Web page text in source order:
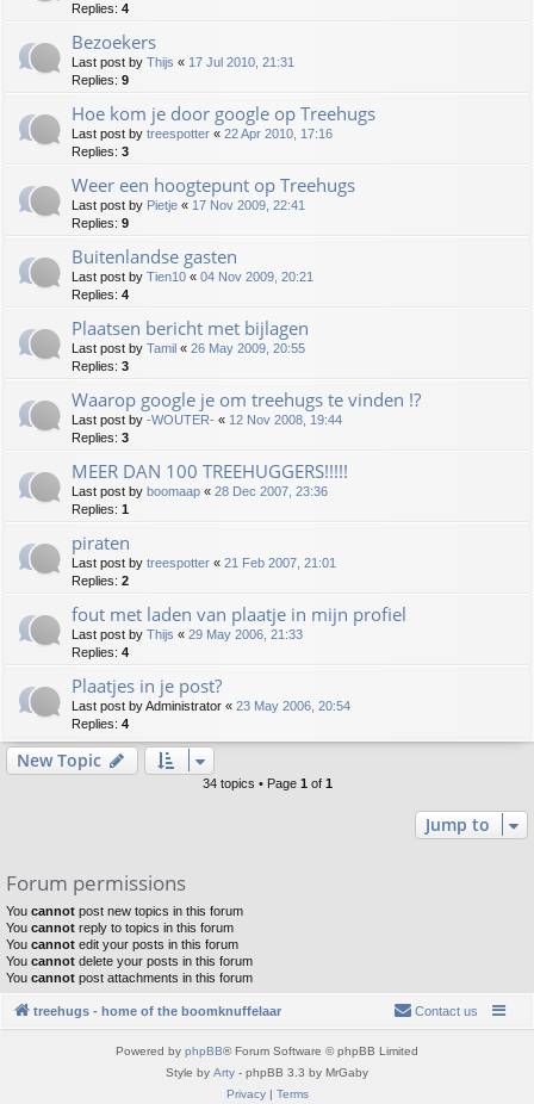
Replies: 4
Bezoekers
Last post by Thijs « 17 Jul 2010, 21:31
Replies: 9
Hoe kom je door google op Treehugs
Last post by treespotter « 22 Apr 2010, 17:16
Replies: 3
Weer een hoogtepunt op Treehugs
Last post by Pietje « 17 Nov 2009, 22:41
Replies: 9
Buitenlandse gasten
Last post by Tien10 « 04 Nov 2009, 20:21
Replies: 4
Plaatsen bericht met bijlagen
Last post by Tamil « 26 May 2009, 20:55
Replies: 3
Waarop google je om treehugs te vinden !?
Last post by -WOUTER- « 12 Nov 2008, 19:44
Replies: 3
MEER DAN 100 TREEHUGGERS!!!!!
Last post by boomaap « 28 Dec 2007, 23:36
Replies: 1
piraten
Last post by treespotter « 21 Feb 2007, 21:01
Replies: 2
fout met laden van plaatje in mijn profiel
Last post by Thijs « 29 May 2006, 21:33
Replies: 4
Plaatjes in je post?
Last post byAdministrator « 23 May 2006, 20:54
Replies: 4
New Topic
34 topics • Page 1 of 1
Jump to
Forum permissions
You cannot post new topics in this forum
You cannot reply to topics in this forum
You cannot edit your posts in this forum
You cannot delete your posts in this forum
You cannot post attachments in this forum
treehugs - home of the boomknuffelaar Contact us
Powered by phpBB® Forum Software © phpBB Limited
Style by Arty - phpBB 3.3 by MrGaby
Privacy| Terms